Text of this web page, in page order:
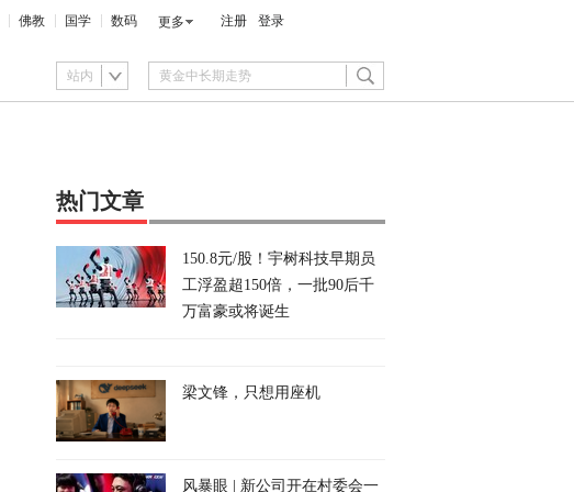
佛教 国学 数码 更多 注册 登录
站内
热门文章
150.8元/股！宇树科技早期员
工浮盈超150倍，一批90后千
万富豪或将诞生
梁文锋，只想用座机
风暴眼 | 新公司开在村委会一